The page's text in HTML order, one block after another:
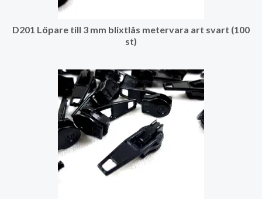
D201 Löpare till 3 mm blixtlås metervara art svart (100
st)